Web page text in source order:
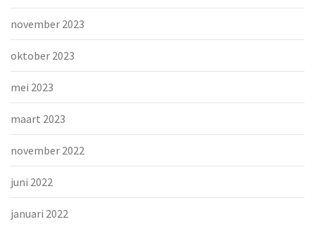
november 2023
oktober 2023
mei 2023
maart 2023
november 2022
juni 2022
januari 2022